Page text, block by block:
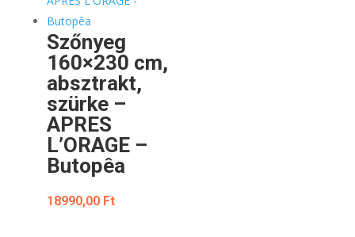
Szőnyeg
160×230 cm,
absztrakt,
szürke –
APRES
L’ORAGE –
Butopêa
18990,00 Ft